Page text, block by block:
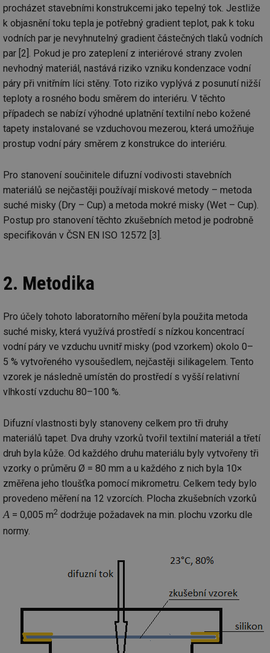
procházet stavebními konstrukcemi jako tepelný tok. Jestliže
k objasnění toku tepla je potřebný gradient teplot, pak k toku
vodních par je nevyhnutelný gradient částečných tlaků vodních
par [2]. Pokud je pro zateplení z interiérové strany zvolen
nevhodný materiál, nastává riziko vzniku kondenzace vodní
páry při vnitřním líci stěny. Toto riziko vyplývá z posunutí nižší
teploty a rosného bodu směrem do interiéru. V těchto
případech se nabízí výhodné uplatnění textilní nebo kožené
tapety instalované se vzduchovou mezerou, která umožňuje
prostup vodní páry směrem z konstrukce do interiéru.
Pro stanovení součinitele difuzní vodivosti stavebních
materiálů se nejčastěji používají miskové metody – metoda
suché misky (Dry – Cup) a metoda mokré misky (Wet – Cup).
Postup pro stanovení těchto zkušebních metod je podrobně
specifikován v ČSN EN ISO 12572 [3].
2. Metodika
Pro účely tohoto laboratorního měření byla použita metoda
suché misky, která využívá prostředí s nízkou koncentrací
vodní páry ve vzduchu uvnitř misky (pod vzorkem) okolo 0–
5 % vytvořeného vysoušedlem, nejčastěji silikagelem. Tento
vzorek je následně umístěn do prostředí s vyšší relativní
vlhkostí vzduchu 80–100 %.
Difuzní vlastnosti byly stanoveny celkem pro tři druhy
materiálů tapet. Dva druhy vzorků tvořil textilní materiál a třetí
druh byla kůže. Od každého druhu materiálu byly vytvořeny tři
vzorky o průměru Ø = 80 mm a u každého z nich byla 10×
změřena jeho tloušťka pomocí mikrometru. Celkem tedy bylo
provedeno měření na 12 vzorcích. Plocha zkušebních vzorků
A = 0,005 m2 dodržuje požadavek na min. plochu vzorku dle
normy.